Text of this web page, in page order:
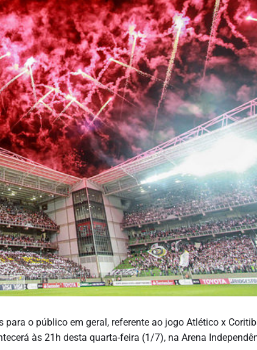
o público em geral, referente ao jogo Atlético x
às 21h desta quarta-feira (1/7), na Arena